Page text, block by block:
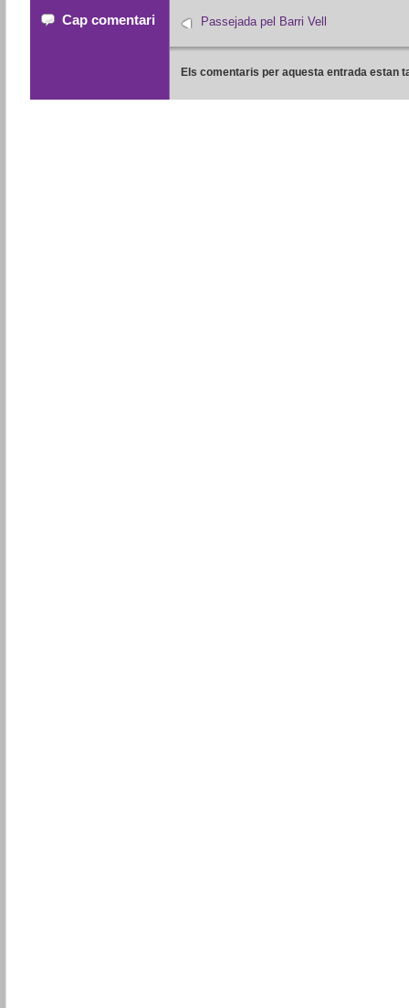
Cap comentari Passejada pel Barri Vell
Els comentaris per aquesta entrada estan